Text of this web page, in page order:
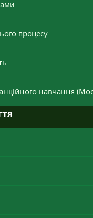
процесу
навчання